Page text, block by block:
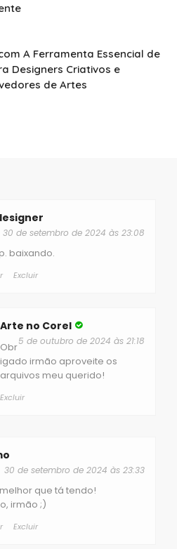
A Ferramenta Essencial de
Designers Criativos e
de Artes
30 de setembro de 2024 às 23:08
baixando.
Excluir
Arte no Corel
5 de outubro de 2024 às 21:18
Obr
igado irmão aproveite os
arquivos meu querido!
Excluir
30 de setembro de 2024 às 23:33
que tá tendo!
irmão ;)
Excluir